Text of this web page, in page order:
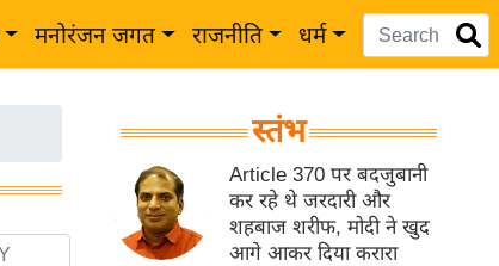
मनोरंजन जगत राजनीति धर्म
स्तंभ
Article 370 पर बदजुबानी
कर रहे थे जरदारी और
शहबाज शरीफ, मोदी ने खुद
आगे आकर दिया करारा